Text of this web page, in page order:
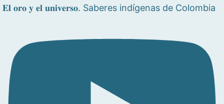
𝐄𝐥 𝐨𝐫𝐨 𝐲 𝐞𝐥 𝐮𝐧𝐢𝐯𝐞𝐫𝐬𝐨. Saberes indígenas de Colombia